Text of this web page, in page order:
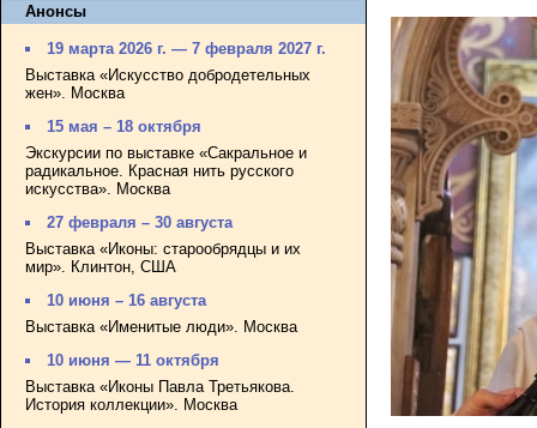
Анонсы
19 марта 2026 г. — 7 февраля 2027 г.
Выставка «Искусство добродетельных
жен». Москва
15 мая – 18 октября
Экскурсии по выставке «Сакральное и
радикальное. Красная нить русского
искусства». Москва
27 февраля – 30 августа
Выставка «Иконы: старообрядцы и их
мир». Клинтон, США
10 июня – 16 августа
Выставка «Именитые люди». Москва
10 июня — 11 октября
Выставка «Иконы Павла Третьякова.
История коллекции». Москва